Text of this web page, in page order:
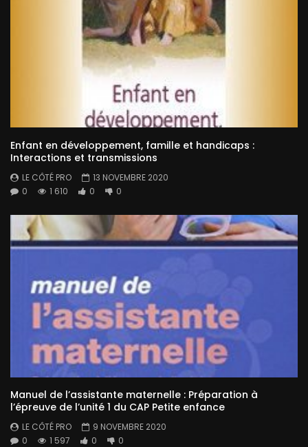
Enfant en développement, famille et handicaps :
Interactions et transmissions
LE CÔTÉ PRO
13 NOVEMBRE 2020
0
1 610 0 0
Manuel de l’assistante maternelle : Préparation à
l’épreuve de l’unité 1 du CAP Petite enfance
LE CÔTÉ PRO
9 NOVEMBRE 2020
0
1 597 0 0